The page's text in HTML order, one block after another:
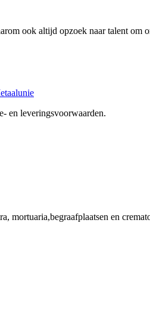
ook altijd opzoek naar talent om
en leveringsvoorwaarden.
mortuaria,begraafplaatsen en